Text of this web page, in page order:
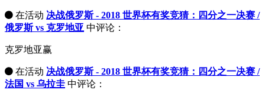
在活动 决战俄罗斯 - 2018 世界杯有奖竞猜：四分之一决赛 /
俄罗斯 vs 克罗地亚 中评论：
克罗地亚赢
在活动 决战俄罗斯 - 2018 世界杯有奖竞猜：四分之一决赛 /
法国 vs 乌拉圭 中评论：